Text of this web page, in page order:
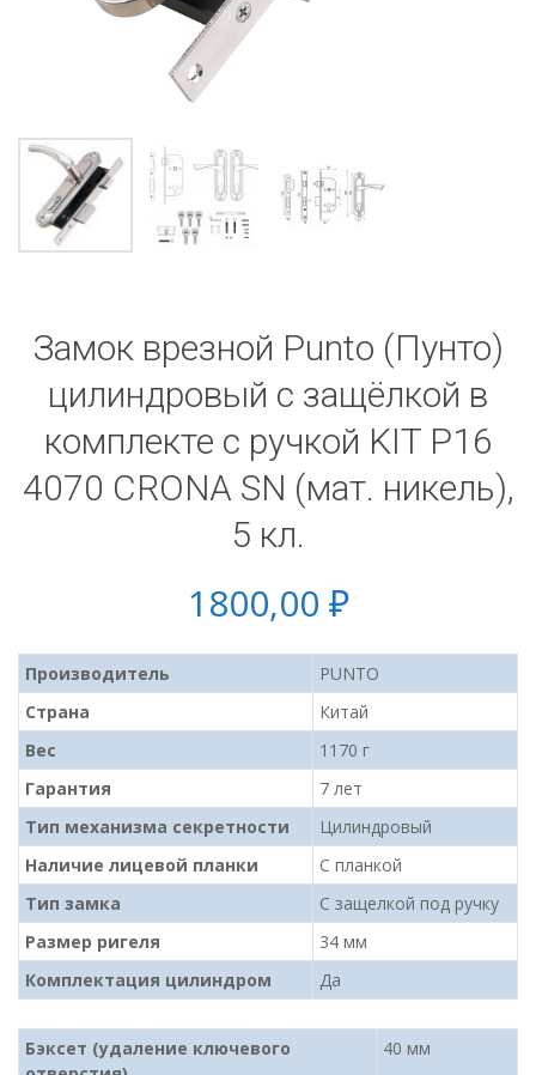
Замок врезной Punto (Пунто)
цилиндровый с защёлкой в
комплекте с ручкой KIT P16
4070 CRONA SN (мат. никель),
5 кл.
1800,00 ₽
Производитель
PUNTO
Страна
Китай
Вес
1170 г
Гарантия
7 лет
Тип механизма секретности
Цилиндровый
Наличие лицевой планки
С планкой
Тип замка
С защелкой под ручку
Размер ригеля
34 мм
Комплектация цилиндром
Да
Бэксет (удаление ключевого
40 мм